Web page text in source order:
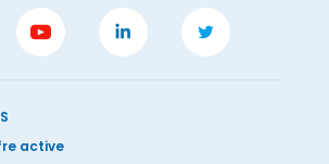
active